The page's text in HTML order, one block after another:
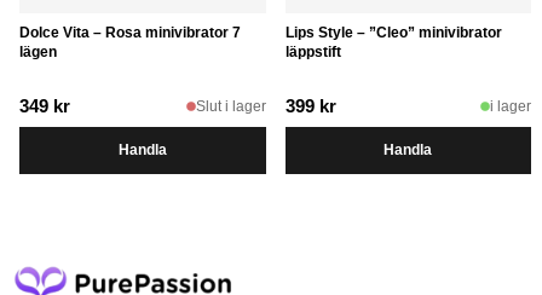
Dolce Vita – Rosa minivibrator 7
lägen
349 kr Slut i lager
Handla
Lips Style – ”Cleo” minivibrator
läppstift
399 kr i lager
Handla